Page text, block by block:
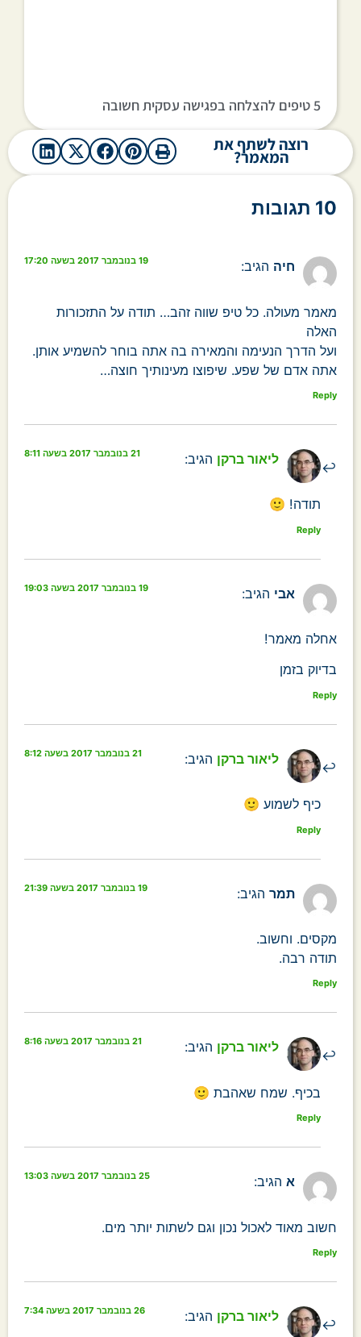
5 טיפים להצלחה בפגישה עסקית חשובה
רוצה לשתף את
המאמר?
10 תגובות
חיה הגיב: 19 בנובמבר 2017 בשעה 17:20
מאמר מעולה. כל טיפ שווה זהב… תודה על התזכורות
האלה
ועל הדרך הנעימה והמאירה בה אתה בוחר להשמיע אותן.
אתה אדם של שפע. שיפוצו מעינותיך חוצה…
Reply
ליאור ברקן הגיב: 21 בנובמבר 2017 בשעה 8:11
תודה! 🙂
Reply
אבי הגיב: 19 בנובמבר 2017 בשעה 19:03
אחלה מאמר!
בדיוק בזמן
Reply
ליאור ברקן הגיב: 21 בנובמבר 2017 בשעה 8:12
כיף לשמוע 🙂
Reply
תמר הגיב: 19 בנובמבר 2017 בשעה 21:39
מקסים. וחשוב.
תודה רבה.
Reply
ליאור ברקן הגיב: 21 בנובמבר 2017 בשעה 8:16
בכיף. שמח שאהבת 🙂
Reply
א הגיב: 25 בנובמבר 2017 בשעה 13:03
חשוב מאוד לאכול נכון וגם לשתות יותר מים.
Reply
ליאור ברקן הגיב: 26 בנובמבר 2017 בשעה 7:34